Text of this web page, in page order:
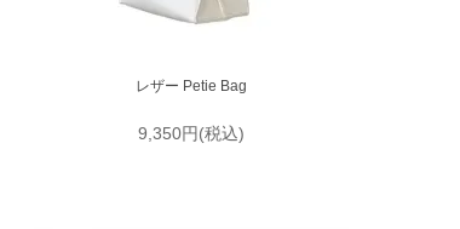
レザー Petie Bag
9,350円(税込)